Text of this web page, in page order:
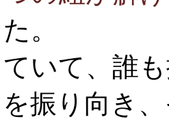
。
いて、誰
振り向き